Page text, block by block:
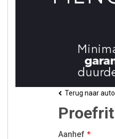
Terug naar auto
Proefrit
Aanhef